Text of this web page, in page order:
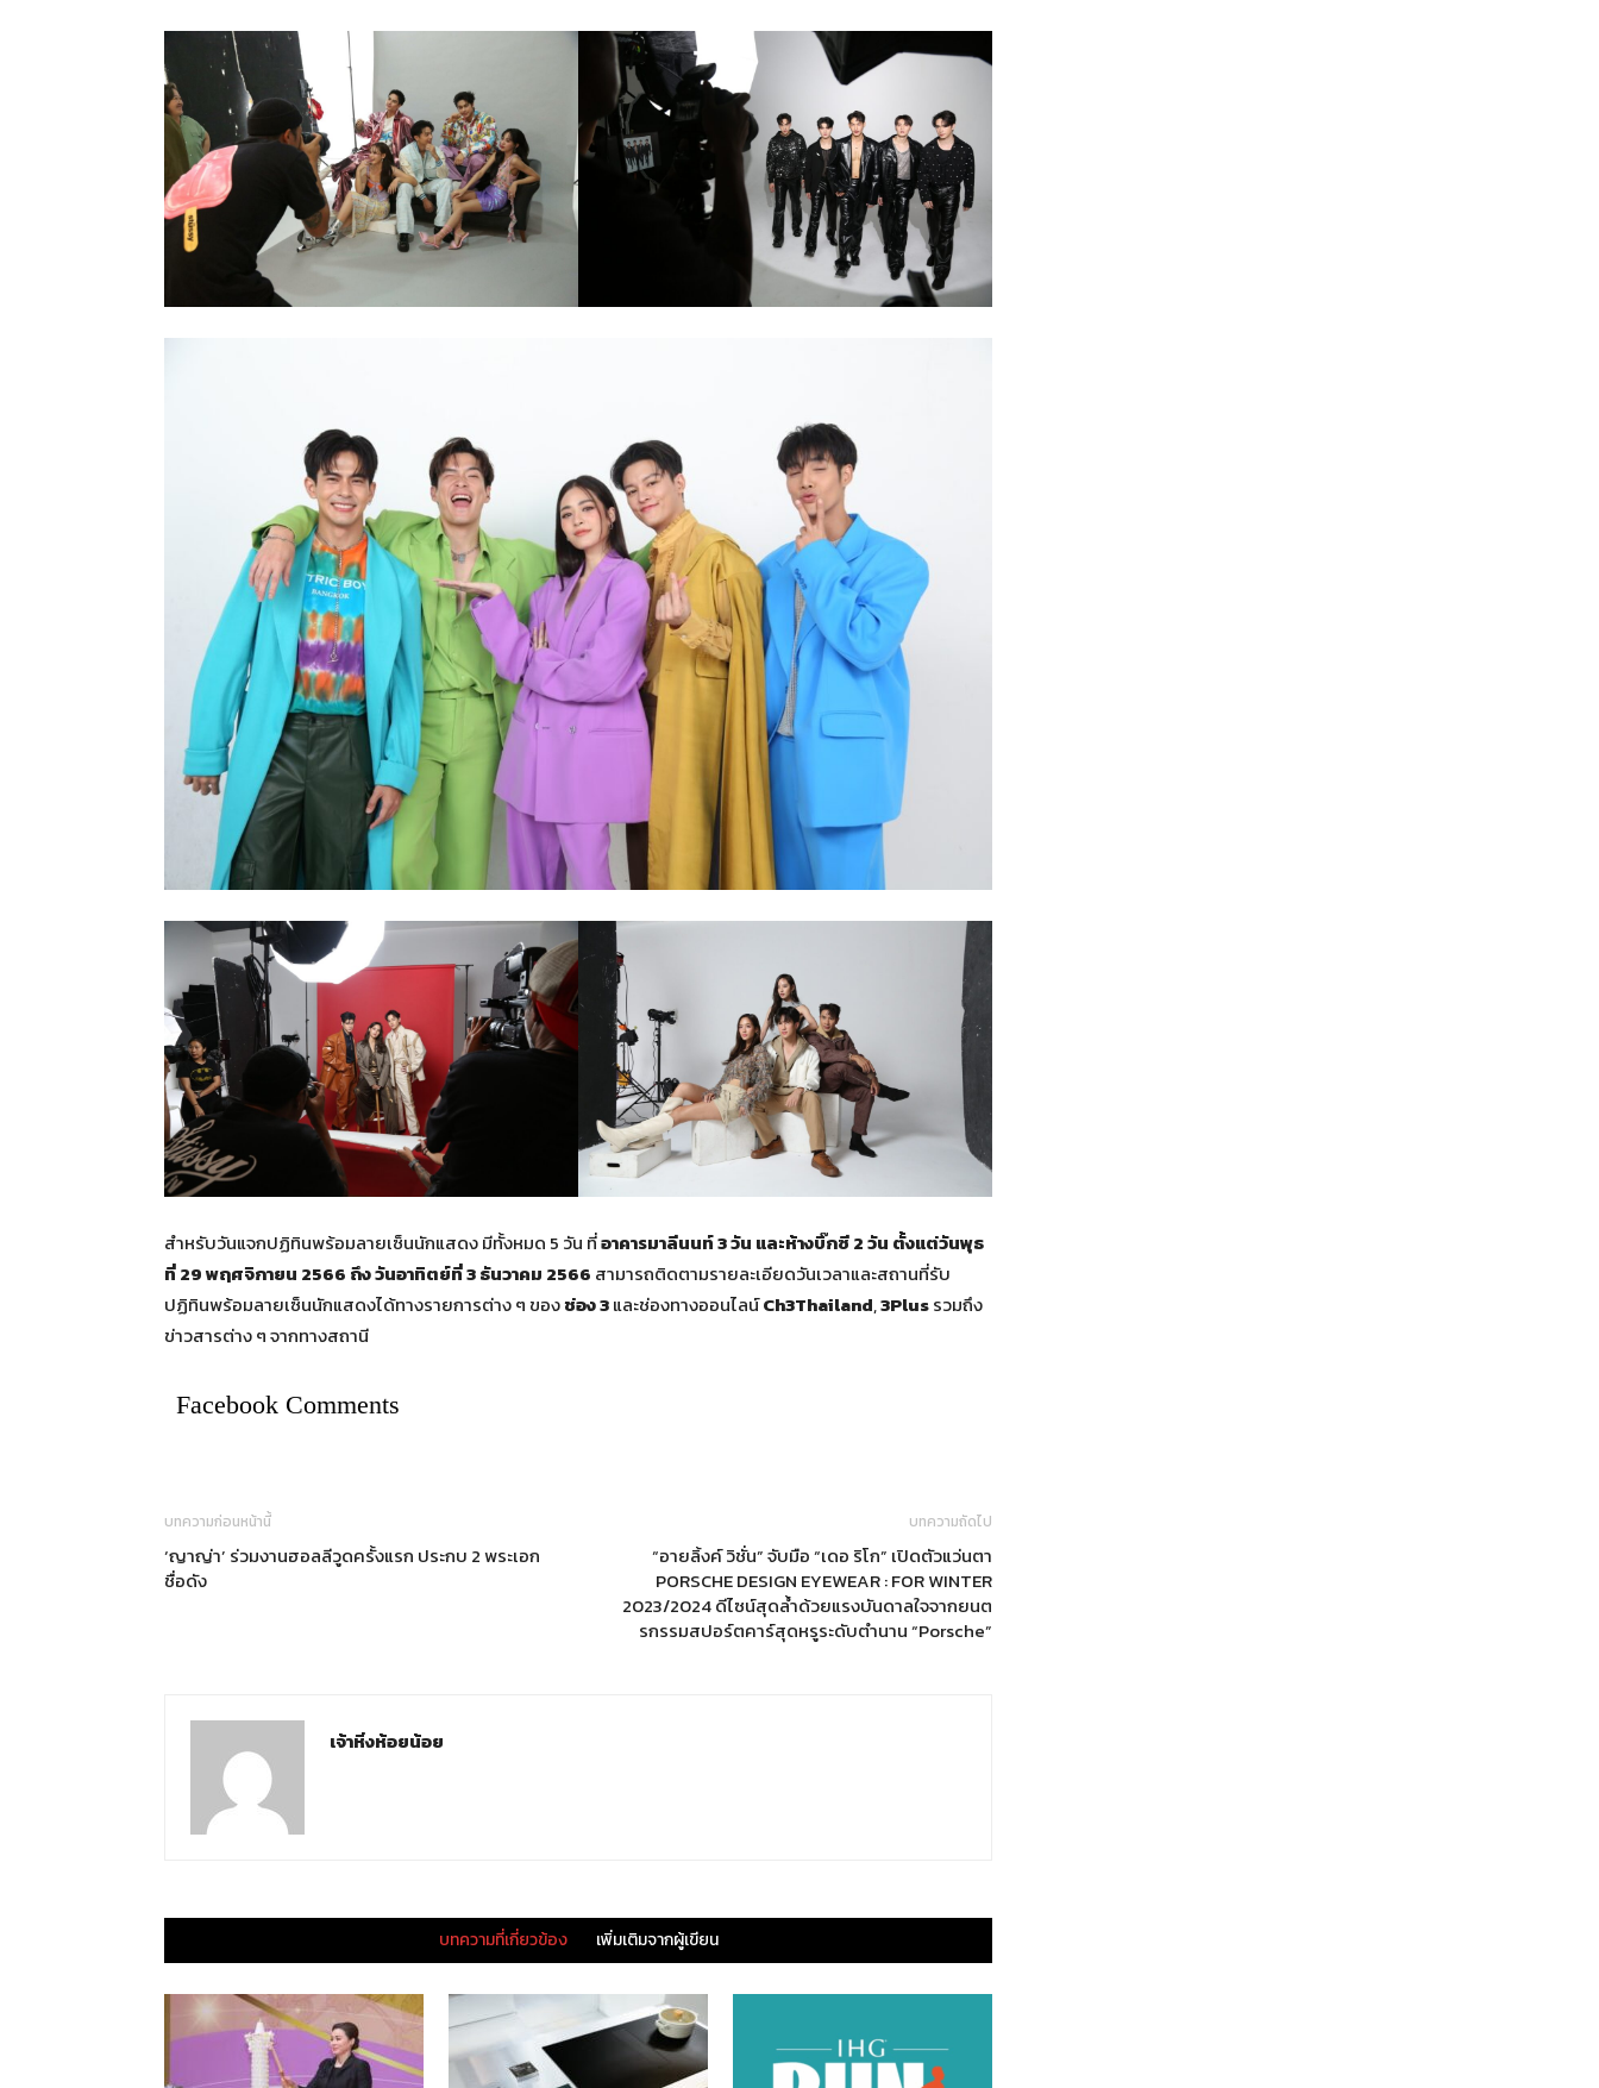
สำหรับวันแจกปฏิทินพร้อมลายเซ็นนักแสดง มีทั้งหมด 5 วัน ที่อาคารมาลีนนท์ 3 วัน และห้างบิ๊กซี 2 วัน ตั้งแต่วันพุธ
ที่29 พฤศจิกายน 2566 ถึง วันอาทิตย์ที่ 3 ธันวาคม 2566 สามารถติดตามรายละเอียดวันเวลาและสถานที่รับ
ปฏิทินพร้อมลายเซ็นนักแสดงได้ทางรายการต่าง ๆ ของช่อง 3และช่องทางออนไลน์Ch3Thailand,3Plusรวมถึง
ข่าวสารต่าง ๆ จากทางสถานี
Facebook Comments
บทความก่อนหน้านี้
‘ญาญ่า’ ร่วมงานฮอลลีวูดครั้งแรก ประกบ 2 พระเอก
ชื่อดัง
บทความถัดไป
“อายลิ้งค์ วิชั่น” จับมือ “เดอ ริโก” เปิดตัวแว่นตา
PORSCHE DESIGN EYEWEAR : FOR WINTER
2023/2024 ดีไซน์สุดล้ำด้วยแรงบันดาลใจจากยนต
รกรรมสปอร์ตคาร์สุดหรูระดับตำนาน “Porsche”
เจ้าหิ่งห้อยน้อย
บทความที่เกี่ยวข้อง เพิ่มเติมจากผู้เขียน